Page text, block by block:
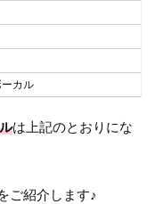
カル
は上記のとおりにな
ご紹介します♪